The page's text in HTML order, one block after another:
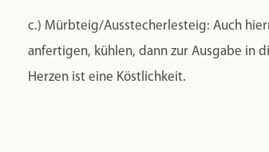
c.) Mürbteig/Ausstecherlesteig: Auch
anfertigen, kühlen, dann zur Ausgabe in
Herzen ist eine Köstlichkeit.